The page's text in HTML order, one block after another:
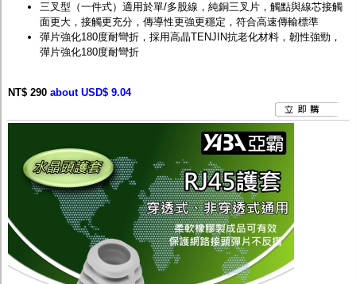
三叉型（一件式）適用於單/多股線，純銅三叉片，觸點與線芯接觸
面更大，接觸更充分，傳導性更強更穩定，符合高速傳輸標準
彈片強化180度耐彎折，採用高晶TENJIN抗老化材料，韌性強勁，
彈片強化180度耐彎折
NT$ 290 about USD$ 9.04